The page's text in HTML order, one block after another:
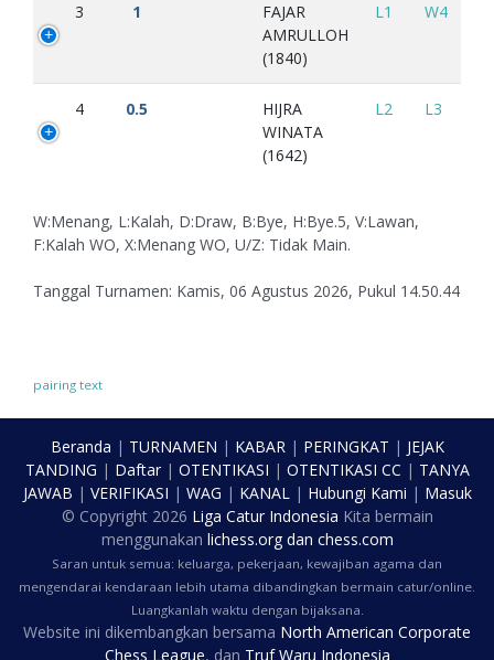
3 1
FAJAR
AMRULLOH
(1840)
L1 W4
4 0.5
HIJRA
WINATA
(1642)
L2 L3
W:Menang, L:Kalah, D:Draw, B:Bye, H:Bye.5, V:Lawan,
F:Kalah WO, X:Menang WO, U/Z: Tidak Main.
Tanggal Turnamen: Kamis, 06 Agustus 2026, Pukul 14.50.44
pairing text
Beranda | TURNAMEN | KABAR| PERINGKAT | JEJAK
TANDING | Daftar| OTENTIKASI | OTENTIKASI CC | TANYA
JAWAB | VERIFIKASI | WAG | KANAL| Hubungi Kami | Masuk
© Copyright 2026 Liga Catur Indonesia Kita bermain
menggunakan lichess.orgdan chess.com
Saran untuk semua: keluarga, pekerjaan, kewajiban agama dan
mengendarai kendaraan lebih utama dibandingkan bermain catur/online.
Luangkanlah waktu dengan bijaksana.
Website ini dikembangkan bersama North American Corporate
Chess League, dan Truf Waru Indonesia